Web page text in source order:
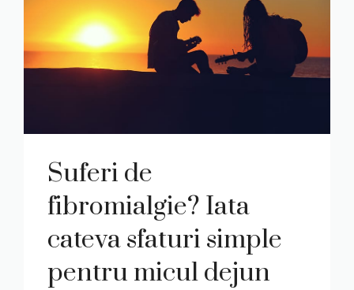
Suferi de
fibromialgie? Iata
cateva sfaturi simple
pentru micul dejun